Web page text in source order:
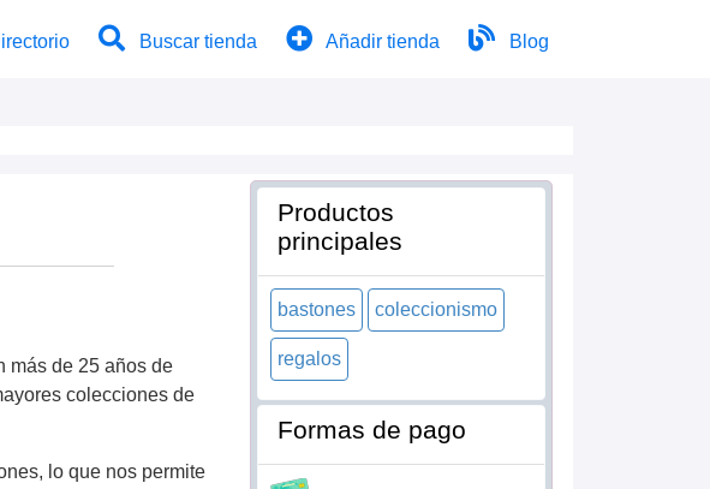
Buscar tienda Añadir tienda Blog
más de 25 años de
colecciones de
lo que nos permite
Productos
principales
bastones coleccionismo
regalos
Formas de pago